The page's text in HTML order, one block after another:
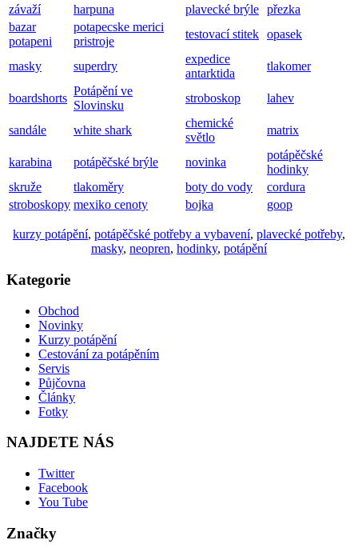
závaží
harpuna plavecké brýle přezka
bazar
potapeni
potapecske merici
pristroje
testovací stitek opasek
masky superdry
expedice
antarktida
tlakomer
boardshorts
Potápění ve
Slovinsku
stroboskop lahev
sandále white shark
chemické
světlo
matrix
karabina potápěčské brýle novinka
potápěčské
hodinky
skruže
tlakoměry boty do vody
cordura
stroboskopy mexiko cenoty bojka goop
kurzy potápění, potápěčské potřeby a vybavení, plavecké potřeby,
masky, neopren, hodinky, potápění
Kategorie
Obchod
Novinky
Kurzy potápění
Cestování za potápěním
Servis
Půjčovna
Články
Fotky
NAJDETE NÁS
Twitter
Facebook
You Tube
Značky